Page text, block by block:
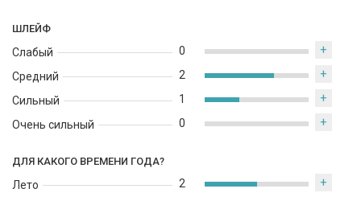
ШЛЕЙФ
Слабый
Средний
Сильный
Очень сильный
0 +
2 +
1 +
0 +
ДЛЯ КАКОГО ВРЕМЕНИ ГОДА?
Лето 2 +